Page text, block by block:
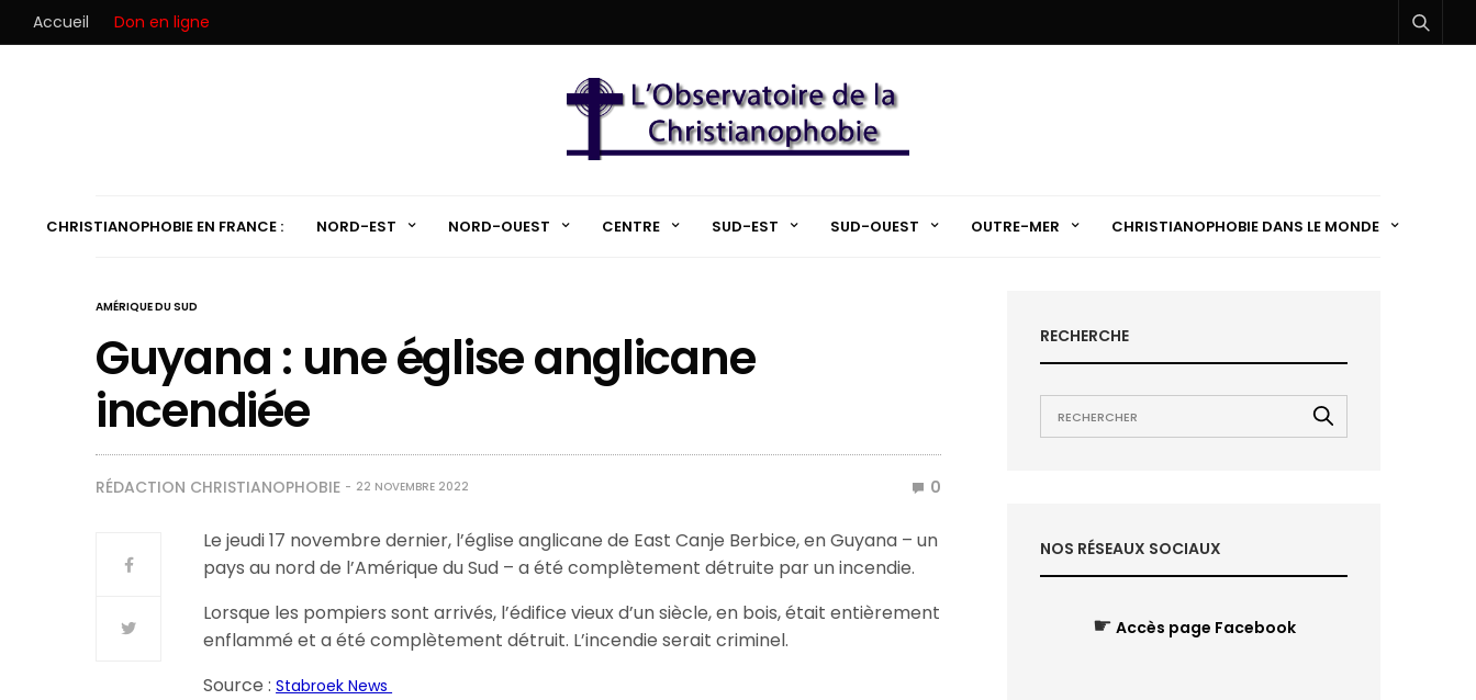
Accueil Don en ligne
CHRISTIANOPHOBIE EN FRANCE : NORD-EST NORD-OUEST CENTRE SUD-EST SUD-OUEST OUTRE-MER CHRISTIANOPHOBIE DANS LE MONDE
AMÉRIQUE DU SUD
Guyana : une église anglicane
incendiée
RÉDACTION CHRISTIANOPHOBIE 22 NOVEMBRE 2022 0
Le jeudi 17 novembre dernier, l’église anglicane de East Canje Berbice, en Guyana – un
pays au nord de l’Amérique du Sud – a été complètement détruite par un incendie.
Lorsque les pompiers sont arrivés, l’édifice vieux d’un siècle, en bois, était entièrement
enflammé et a été complètement détruit. L’incendie serait criminel.
Source :Stabroek News
RECHERCHE
NOS RÉSEAUX SOCIAUX
☛ Accès page Facebook